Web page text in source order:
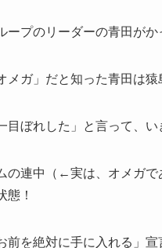
ープのリーダーの青田がか
メガ」だと知った青田は猿
目ぼれした」と言って、い
の連中（←実は、オメガ
態！
前を絶対に手に入れる」宣